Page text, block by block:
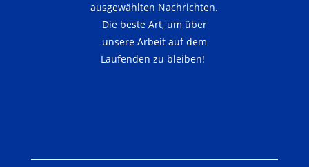
ausgewählten Nachrichten.
Die beste Art, um über
unsere Arbeit auf dem
Laufenden zu bleiben!